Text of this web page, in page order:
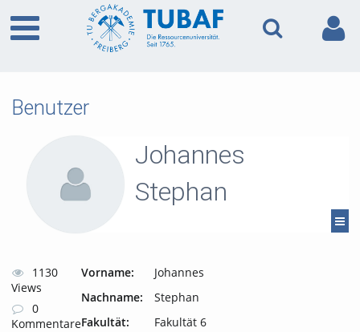
Benutzer
Johannes
Stephan
1130
Views
0
Kommentare
Vorname:
Johannes
Nachname:
Stephan
Fakultät:
Fakultät 6